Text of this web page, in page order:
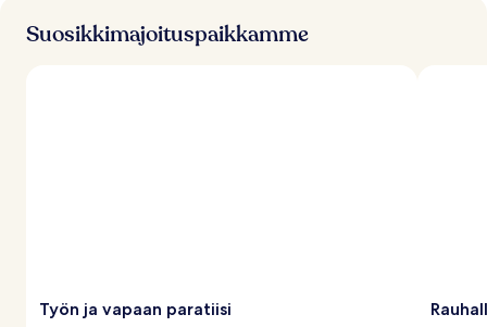
Suosikkimajoituspaikkamme
Työn ja vapaan paratiisi